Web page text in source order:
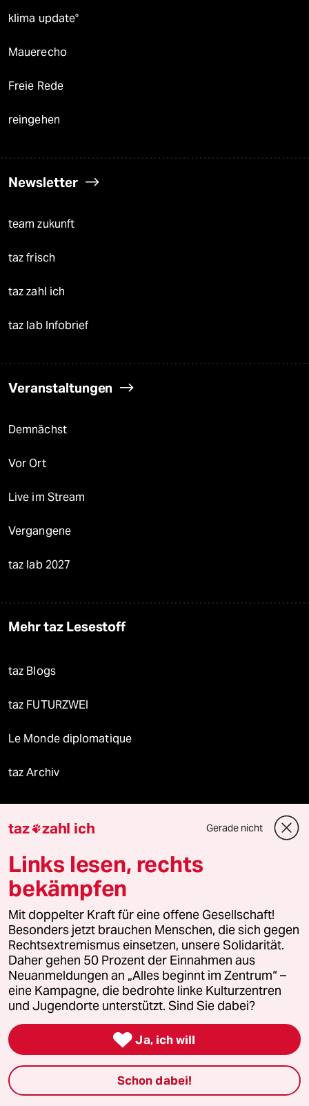
klima update°
Mauerecho
Freie Rede
reingehen
Newsletter
team zukunft
taz frisch
taz zahl ich
taz lab Infobrief
Veranstaltungen
Demnächst
Vor Ort
Live im Stream
Vergangene
taz lab 2027
Mehr taz Lesestoff
taz Blogs
taz FUTURZWEI
Le Monde diplomatique
taz Archiv
Mehr taz Angebote
Reisen
Kantine
Shop
Anzeigen
Fragen & Hilfe
Feedback
taz zahl ich Gerade nicht
Links lesen, rechts
bekämpfen
Mit doppelter Kraft für eine offene Gesellschaft!
Besonders jetzt brauchen Menschen, die sich gegen
Rechtsextremismus einsetzen, unsere Solidarität.
Daher gehen 50 Prozent der Einnahmen aus
Neuanmeldungen an „Alles beginnt im Zentrum“ –
eine Kampagne, die bedrohte linke Kulturzentren
und Jugendorte unterstützt. Sind Sie dabei?
 Ja, ich will
Schon dabei!